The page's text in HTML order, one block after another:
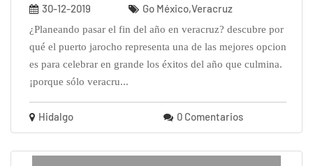
30-12-2019 Go México,Veracruz
¿planeando pasar el fin del año en veracruz? descubre por
qué el puerto jarocho representa una de las mejores opcion
es para celebrar en grande los éxitos del año que culmina.
¡porque sólo veracru...
Hidalgo 0 Comentarios